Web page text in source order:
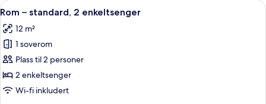
1
tilgjengelighetstilpasset
(Lowered
Åpne
alle
bildene
av
Rom
–
standard,
Minibar, safe på rommet,
6
Rom – standard, 2 enkeltsenger
12 m²
1 soverom
Plass til 2 personer
2 enkeltsenger
Wi-fi inkludert